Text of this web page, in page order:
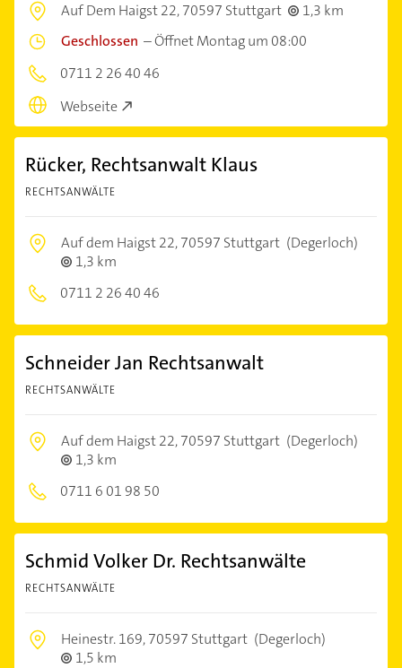
Auf Dem Haigst 22,70597 Stuttgart
1,3 km
Geschlossen –Öffnet Montag um 08:00
0711 2 26 40 46
Webseite
Rücker, Rechtsanwalt Klaus
RECHTSANWÄLTE
Auf dem Haigst 22,70597 Stuttgart (Degerloch)
1,3 km
0711 2 26 40 46
Schneider Jan Rechtsanwalt
RECHTSANWÄLTE
Auf dem Haigst 22,70597 Stuttgart (Degerloch)
1,3 km
0711 6 01 98 50
Schmid Volker Dr. Rechtsanwälte
RECHTSANWÄLTE
Heinestr. 169,70597 Stuttgart (Degerloch)
1,5 km